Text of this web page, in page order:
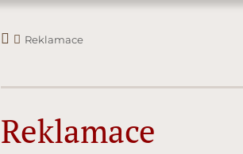
Reklamace
Reklamace